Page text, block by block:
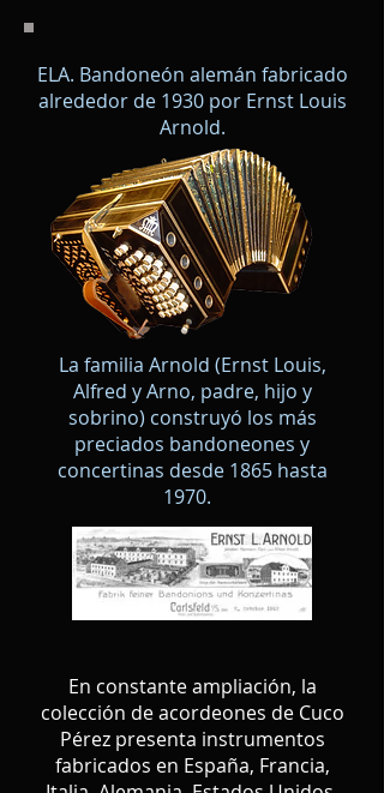
ELA. Bandoneón alemán fabricado
alrededor de 1930 por Ernst Louis
Arnold.
La familia Arnold (Ernst Louis,
Alfred y Arno, padre, hijo y
sobrino) construyó los más
preciados bandoneones y
concertinas desde 1865 hasta
1970.
En constante ampliación, la
colección de acordeones de Cuco
Pérez presenta instrumentos
fabricados en España, Francia,